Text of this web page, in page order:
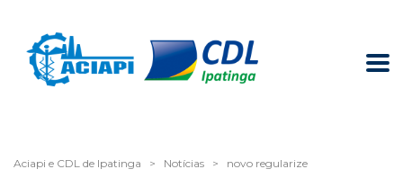
Aciapi e CDL de Ipatinga > Notícias > novo regularize